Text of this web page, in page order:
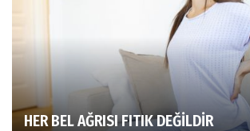
HER BEL AĞRISI FITIK DEĞİLDİR